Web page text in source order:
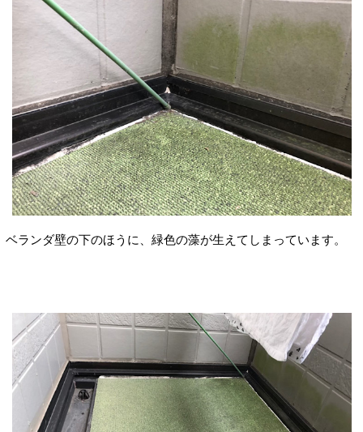
ベランダ壁の下のほうに、緑色の藻が生えてしまっています。